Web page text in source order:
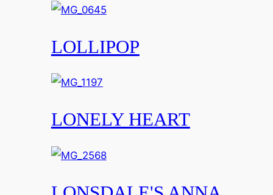
LOLLIPOP
LONELY HEART